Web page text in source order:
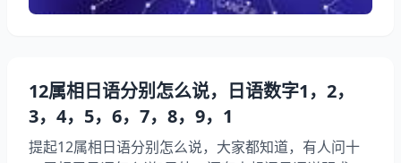
于我
12属相日语分别怎么说，日语数字1，2，
3，4，5，6，7，8，9，1
提起12属相日语分别怎么说，大家都知道，有人问十